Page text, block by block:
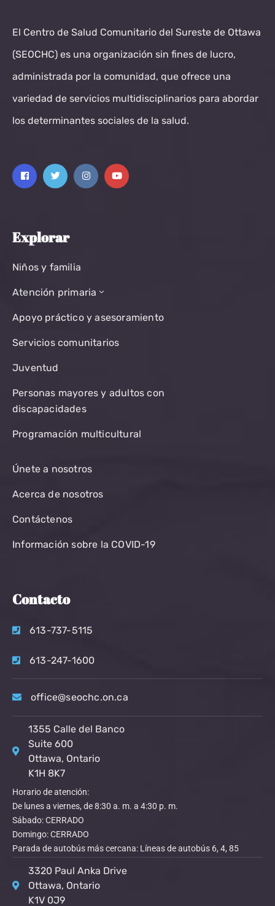
El Centro de Salud Comunitario del Sureste de Ottawa
(SEOCHC) es una organización sin fines de lucro,
administrada por la comunidad, que ofrece una
variedad de servicios multidisciplinarios para abordar
los determinantes sociales de la salud.
Explorar
Niños y familia
Atención primaria
Apoyo práctico y asesoramiento
Servicios comunitarios
Juventud
Personas mayores y adultos con
discapacidades
Programación multicultural
Únete a nosotros
Acerca de nosotros
Contáctenos
Información sobre la COVID-19
Contacto
613-737-5115
613-247-1600
office@seochc.on.ca
1355 Calle del Banco
Suite 600
Ottawa, Ontario
K1H 8K7
Horario de atención:
De lunes a viernes, de 8:30 a. m. a 4:30 p. m.
Sábado: CERRADO
Domingo: CERRADO
Parada de autobús más cercana: Líneas de autobús 6, 4, 85
3320 Paul Anka Drive
Ottawa, Ontario
K1V 0J9